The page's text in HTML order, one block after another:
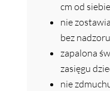
cm od
nie
bez
zapalona
zasięgu
nie